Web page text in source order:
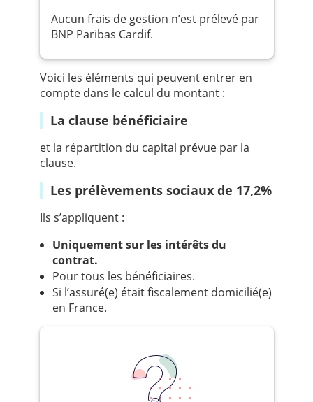
Aucun frais de gestion n’est prélevé par
BNP Paribas Cardif.
Voici les éléments qui peuvent entrer en
compte dans le calcul du montant :
La clause bénéficiaire
et la répartition du capital prévue par la
clause.
Les prélèvements sociaux de 17,2%
Ils s’appliquent :
Uniquement sur les intérêts du
contrat.
Pour tous les bénéficiaires.
Si l’assuré(e) était fiscalement domicilié(e)
en France.